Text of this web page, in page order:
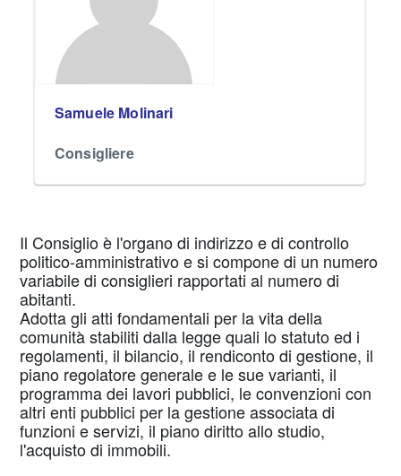
Samuele Molinari
Consigliere
Il Consiglio è l'organo di indirizzo e di controllo
politico-amministrativo e si compone di un numero
variabile di consiglieri rapportati al numero di
abitanti.
Adotta gli atti fondamentali per la vita della
comunità stabiliti dalla legge quali lo statuto ed i
regolamenti, il bilancio, il rendiconto di gestione, il
piano regolatore generale e le sue varianti, il
programma dei lavori pubblici, le convenzioni con
altri enti pubblici per la gestione associata di
funzioni e servizi, il piano diritto allo studio,
l'acquisto di immobili.